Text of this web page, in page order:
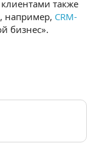
также
например, CRM-
бизнес».